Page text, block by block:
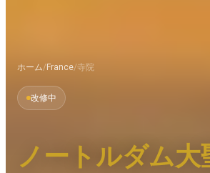
ホーム/France/寺院
改修中
ノートルダム大